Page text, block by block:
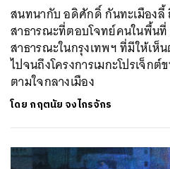
สนทนากับ อดิศักดิ์ กันทะเมือง
สาธารณะที่ตอบโจทย์คนในพื้น
สาธารณะในกรุงเทพฯ ที่มีให้เห็
ไปจนถึงโครงการเมกะโปรเจ็
ตามใจกลางเมือง
โดย กฤตนัย จงไกรจักร